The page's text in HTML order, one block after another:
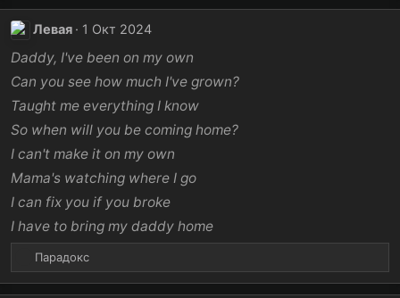
к
ц
и
:
Левая 1 Окт 2024
Daddy, I've been on my own
Can you see how much I've grown?
Taught me everything I know
So when will you be coming home?
I can't make it on my own
Mama's watching where I go
I can fix you if you broke
I have to bring my daddy home
Р
е
Парадокс